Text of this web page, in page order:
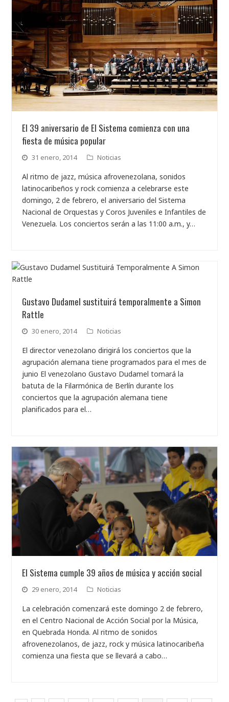
El 39 aniversario de El Sistema comienza con una
fiesta de música popular
31 enero, 2014 Noticias
Al ritmo de jazz, música afrovenezolana, sonidos
latinocaribeños y rock comienza a celebrarse este
domingo, 2 de febrero, el aniversario del Sistema
Nacional de Orquestas y Coros Juveniles e Infantiles de
Venezuela. Los conciertos serán a las 11:00 a.m., y…
Gustavo Dudamel sustituirá temporalmente a Simon
Rattle
30 enero, 2014 Noticias
El director venezolano dirigirá los conciertos que la
agrupación alemana tiene programados para el mes de
junio El venezolano Gustavo Dudamel tomará la
batuta de la Filarmónica de Berlín durante los
conciertos que la agrupación alemana tiene
planificados para el…
El Sistema cumple 39 años de música y acción social
29 enero, 2014 Noticias
La celebración comenzará este domingo 2 de febrero,
en el Centro Nacional de Acción Social por la Música,
en Quebrada Honda. Al ritmo de sonidos
afrovenezolanos, de jazz, rock y música latinocaribeña
comienza una fiesta que se llevará a cabo…